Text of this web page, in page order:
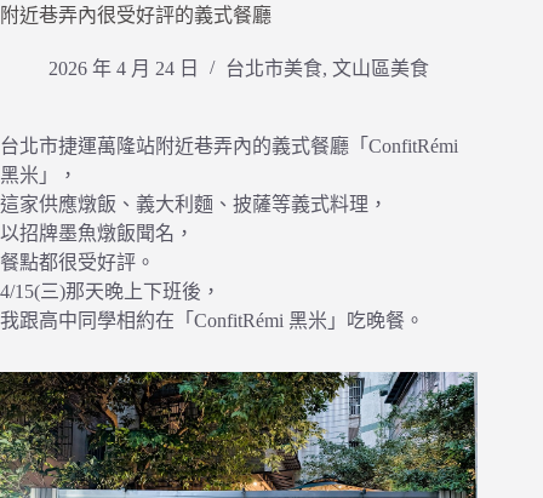
附近巷弄內很受好評的義式餐廳
2026 年 4 月 24 日 台北市美食, 文山區美食
台北市捷運萬隆站附近巷弄內的義式餐廳「ConfitRémi
黑米」，
這家供應燉飯、義大利麵、披薩等義式料理，
以招牌墨魚燉飯聞名，
餐點都很受好評。
4/15(三)那天晚上下班後，
我跟高中同學相約在「ConfitRémi 黑米」吃晚餐。